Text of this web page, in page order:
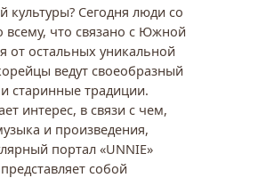
культуры? Сегодня люди со
всему, что связано с Южной
от остальных уникальной
ведут своеобразный
старинные традиции.
интерес, в связи с чем,
и произведения,
портал «UNNIE»
собой